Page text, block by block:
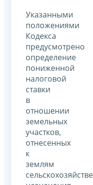
Указанными
положениями
Кодекса
предусмотрено
определение
пониженной
налоговой
ставки
в
отношении
земельных
участков,
отнесенных
к
землям